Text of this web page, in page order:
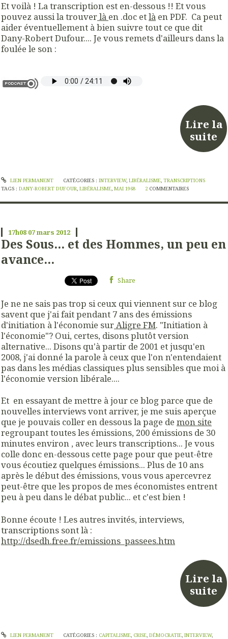
Et voilà ! La transcription est en-dessous !! Et vous
pouvez aussi la trouverlà en .doc etlà en PDF. Ca peut
aider éventuellement à bien suivre tout ce que dit
Dany-Robert Dufour.... Je vous remets d'ailleurs dans la
foulée le son :
Lire la
suite
LIEN PERMANENT CATÉGORIES : INTERVIEW, LIBÉRALISME, TRANSCRIPTIONS
TAGS : DANY-ROBERT DUFOUR, LIBÉRALISME, MAI 1968 2 COMMENTAIRES
17h08 07mars 2012
Des Sous... et des Hommes, un peu en
avance...
Share
Je ne ne sais pas trop si ceux qui viennent sur ce blog
savent que j'ai fait pendant 7 ans des émissions
d'initiation à l'économie surAligre FM. "Initiation à
l'économie"? Oui, certes, disons plutôt version
alternative... Disons qu'à partir de 2001 et jusqu'en
2008, j'ai donné la parole à ceux que l'on n'entendaient
pas dans les médias classiques plus sensibles que moi à
l'économie version libérale....
Et en essayant de mettre à jour ce blog parce que de
nouvelles interviews vont arriver, je me suis aperçue
que je pouvais coller en dessous la page de mon site
regroupant toutes les émissions, 200 émissions de 30
minutes environ , avec leurs transcriptions... Je vous
colle donc en-dessous cette page pour que peut-être
vous écoutiez quelques émissions... Plus de 10 ans
après le début des émissions, vous vous apercevrez
peut-être que les propos de mes économistes entrent
peu à peu dans le débat public... et c'est bien !
Bonne écoute ! Les autres invités, interviews,
transcriptions sont là :
http://dsedh.free.fr/emissions_passees.htm
Lire la
suite
LIEN PERMANENT CATÉGORIES : CAPITALISME, CRISE, DÉMOCRATIE, INTERVIEW,